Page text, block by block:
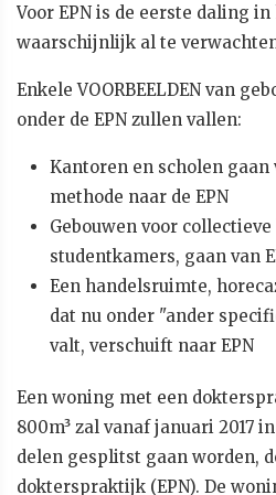
Voor EPN is de eerste daling
waarschijnlijk al te
Enkele VOORBEELDEN van
onder de EPN zullen vallen:
Kantoren en scholen gaan
methode naar de EPN
Gebouwen voor
studentkamers, gaan van
Een handelsruimte,
dat nu onder "ander
valt, verschuift naar EPN
Een woning met een
800m³ zal vanaf januari 2017
delen gesplitst gaan worden,
dokterspraktijk (EPN). De